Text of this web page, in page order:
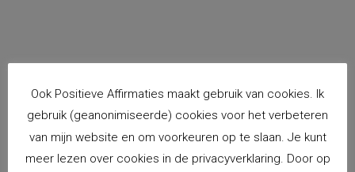
Ook Positieve Affirmaties maakt gebruik van cookies. Ik
gebruik (geanonimiseerde) cookies voor het verbeteren
van mijn website en om voorkeuren op te slaan. Je kunt
meer lezen over cookies in de privacyverklaring. Door op